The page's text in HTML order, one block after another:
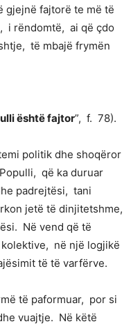
gjejnë fajtorë te më të
i rëndomtë, ai që çdo
të mbajë frymën
është fajtor”, f. 78).
politik dhe shoqëror
që ka duruar
padrejtësi, tani
jetë të dinjitetshme,
Në vend që të
në një logjikë
të të varfërve.
të paformuar, por si
vuajtje. Në këtë